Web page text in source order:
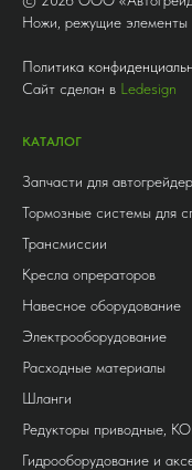
Ножи, режущие элементы
Политика
Сайт сделан в Ledesign
КАТАЛОГ
Запчасти для
Тормозные системы для
Трансмиссии
Кресла опрераторов
Навесное оборудование
Электрооборудование
Расходные материалы
Шланги
Редукторы приводные,
Гидрооборудование и